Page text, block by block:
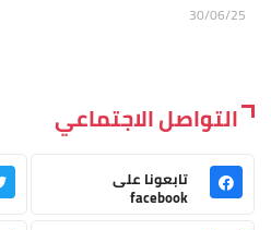
30/06/25
التواصل الاجتماعي
تابعونا على
facebook